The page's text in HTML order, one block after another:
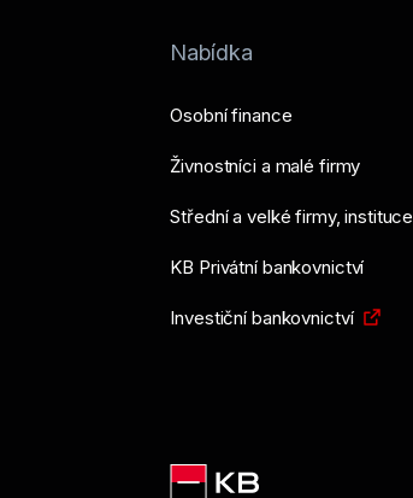
Více informací
Nabídka
Osobní finance
Živnostníci a malé firmy
Střední a velké firmy, instituce
KB Privátní bankovnictví
Investiční bankovnictví